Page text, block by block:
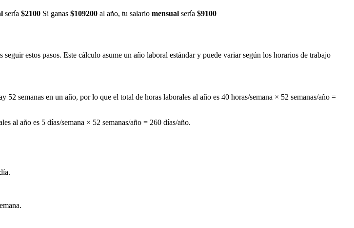
sería $2100 Si ganas $109200 al año, tu salario mensual sería $9100
estos pasos. Este cálculo asume un año laboral estándar y puede variar según los horarios de trabajo
semanas en un año, por lo que el total de horas laborales al año es 40 horas/semana × 52 semanas/año =
al año es 5 días/semana × 52 semanas/año = 260 días/año.